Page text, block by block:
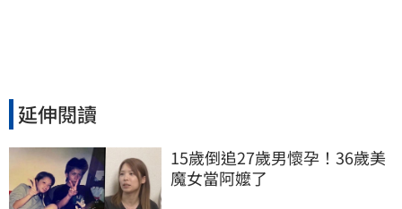
延伸閱讀
15歲倒追27歲男懷孕！36歲美
魔女當阿嬤了